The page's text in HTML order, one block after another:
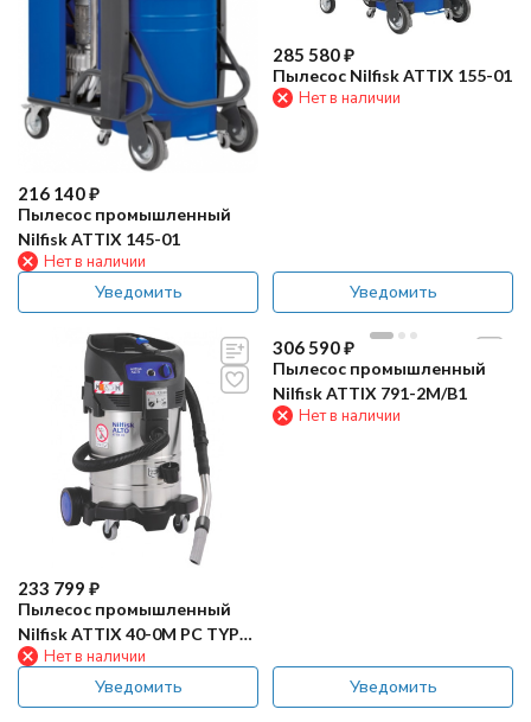
216 140₽
Пылесос промышленный
Nilfisk ATTIX 145-01
Нет в наличии
Уведомить
285 580₽
Пылесос Nilfisk ATTIX 155-01
Нет в наличии
Уведомить
233 799 ₽
Пылесос промышленный
Nilfisk ATTIX 40-0M PC TYPE
22 Нет в наличии
Уведомить
306 590₽
Пылесос промышленный
Nilfisk ATTIX 791-2M/B1
Нет в наличии
Уведомить